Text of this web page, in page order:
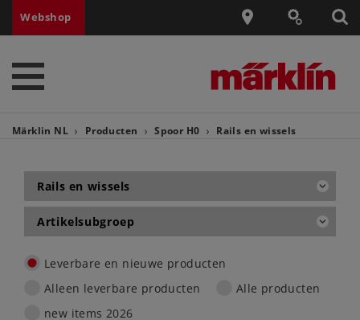
Webshop
Märklin NL Producten Spoor H0 Rails en wissels
Rails en wissels
Artikelsubgroep
Leverbare en nieuwe producten
Alleen leverbare producten
Alle producten
new items 2026